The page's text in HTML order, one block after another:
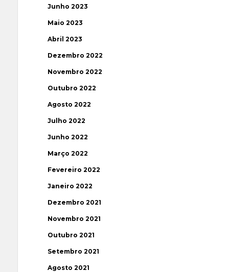
Junho 2023
Maio 2023
Abril 2023
Dezembro 2022
Novembro 2022
Outubro 2022
Agosto 2022
Julho 2022
Junho 2022
Março 2022
Fevereiro 2022
Janeiro 2022
Dezembro 2021
Novembro 2021
Outubro 2021
Setembro 2021
Agosto 2021